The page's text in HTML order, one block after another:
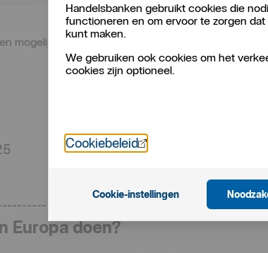
Handelsbanken gebruikt cookies die
functioneren en om ervoor te zorgen
kunt maken.
We gebruiken ook cookies om het
cookies zijn optioneel.
Cookiebeleid Öppnas i nytt fönster
Cookie-instellingen
mogelijke handelsoorlog
Europa doen?